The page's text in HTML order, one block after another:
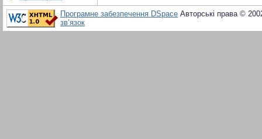
Програмне забезпечення DSpace Авторські права ©
зв’язок